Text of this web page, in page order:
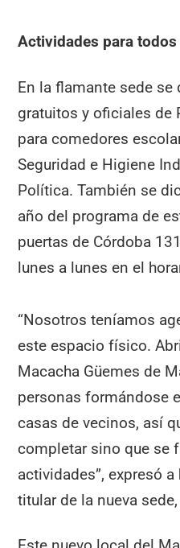
Actividades para todos
En la flamante sede se
gratuitos y oficiales de
para comedores
Seguridad e Higiene
Política. También se
año del programa de
puertas de Córdoba
lunes a lunes en el
“Nosotros teníamos
este espacio físico.
Macacha Güemes de
personas formándose
casas de vecinos, así
completar sino que se
actividades”, expresó a
titular de la nueva